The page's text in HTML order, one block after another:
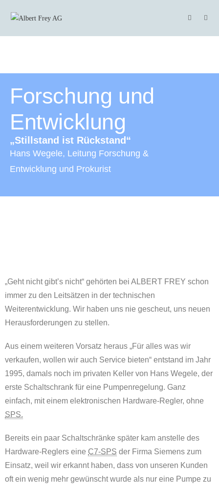
Forschung und
Entwicklung
„Stillstand ist Rückstand“
Hans Wegele, Leitung Forschung &
Entwicklung und Prokurist
„Geht nicht gibt’s nicht“ gehörten bei ALBERT FREY schon
immer zu den Leitsätzen in der technischen
Weiterentwicklung. Wir haben uns nie gescheut, uns neuen
Herausforderungen zu stellen.
Aus einem weiteren Vorsatz heraus „Für alles was wir
verkaufen, wollen wir auch Service bieten“ entstand im Jahr
1995, damals noch im privaten Keller von Hans Wegele, der
erste Schaltschrank für eine Pumpenregelung. Ganz
einfach, mit einem elektronischen Hardware-Regler, ohne
SPS.
Bereits ein paar Schaltschränke später kam anstelle des
Hardware-Reglers eine C7-SPS der Firma Siemens zum
Einsatz, weil wir erkannt haben, dass von unseren Kunden
oft ein wenig mehr gewünscht wurde als nur eine Pumpe zu